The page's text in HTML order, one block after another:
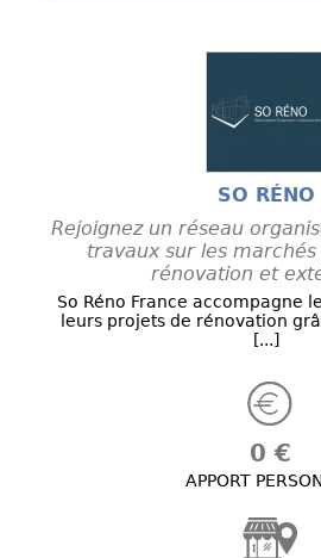
SO RÉNO
Rejoignez un réseau
travaux sur les
rénovation et
So Réno France accompagne
leurs projets de rénovation
[...]
0 €
APPORT